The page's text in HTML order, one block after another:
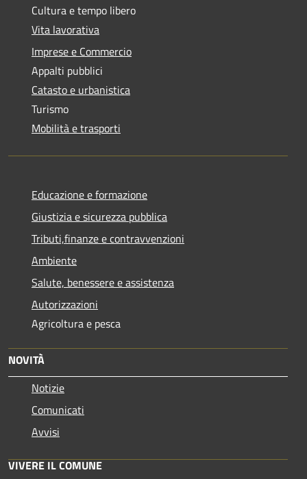
Cultura e tempo libero
Vita lavorativa
Imprese e Commercio
Appalti pubblici
Catasto e urbanistica
Turismo
Mobilità e trasporti
Educazione e formazione
Giustizia e sicurezza pubblica
Tributi,finanze e contravvenzioni
Ambiente
Salute, benessere e assistenza
Autorizzazioni
Agricoltura e pesca
NOVITÀ
Notizie
Comunicati
Avvisi
VIVERE IL COMUNE